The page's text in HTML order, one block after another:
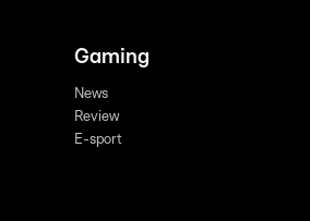
Gaming
News
Review
E-sport